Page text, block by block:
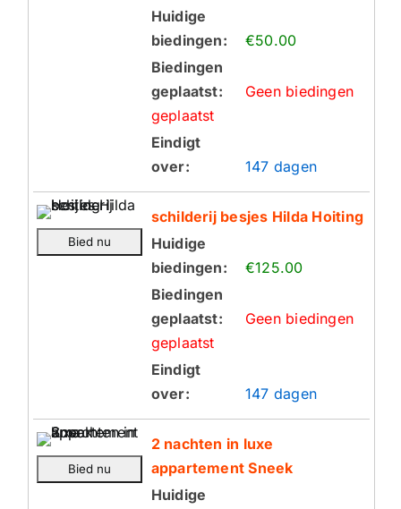
Huidige
biedingen:
€50.00
Biedingen
geplaatst:
Geen biedingen
geplaatst
Eindigt
over:
147 dagen
schilderij besjes Hilda Hoiting
Huidige
biedingen:
€125.00
Biedingen
geplaatst:
Geen biedingen
geplaatst
Eindigt
over:
147 dagen
2 nachten in luxe
appartement Sneek
Huidige